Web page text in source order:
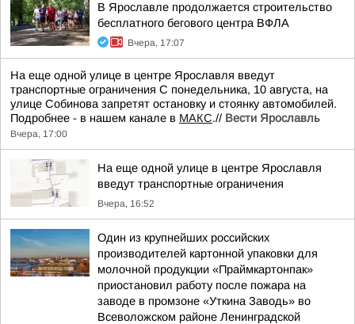
В Ярославле продолжается строительство
бесплатного бегового центра ВФЛА
Вчера, 17:07
На еще одной улице в центре Ярославля введут
транспортные ограничения С понедельника, 10 августа, на
улице Собинова запретят остановку и стоянку автомобилей.
Подробнее - в нашем канале в МАКС.// Вести Ярославль
Вчера, 17:00
На еще одной улице в центре Ярославля
введут транспортные ограничения
Вчера, 16:52
Один из крупнейших российских
производителей картонной упаковки для
молочной продукции «Праймкартонпак»
приостановил работу после пожара на
заводе в промзоне «Уткина Заводь» во
Всеволожском районе Ленинградской